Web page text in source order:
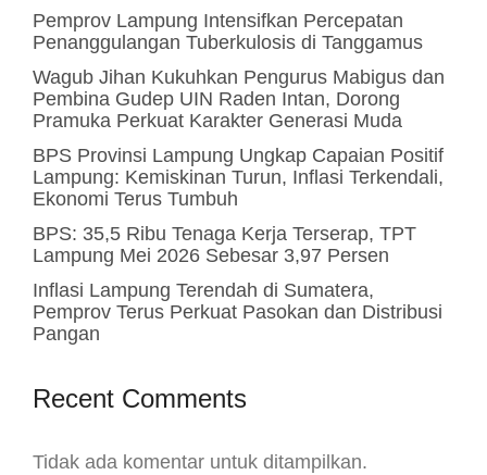
Pemprov Lampung Intensifkan Percepatan
Penanggulangan Tuberkulosis di Tanggamus
Wagub Jihan Kukuhkan Pengurus Mabigus dan
Pembina Gudep UIN Raden Intan, Dorong
Pramuka Perkuat Karakter Generasi Muda
BPS Provinsi Lampung Ungkap Capaian Positif
Lampung: Kemiskinan Turun, Inflasi Terkendali,
Ekonomi Terus Tumbuh
BPS: 35,5 Ribu Tenaga Kerja Terserap, TPT
Lampung Mei 2026 Sebesar 3,97 Persen
Inflasi Lampung Terendah di Sumatera,
Pemprov Terus Perkuat Pasokan dan Distribusi
Pangan
Recent Comments
Tidak ada komentar untuk ditampilkan.